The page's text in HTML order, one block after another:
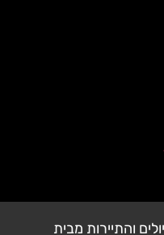
והתיירות מבית